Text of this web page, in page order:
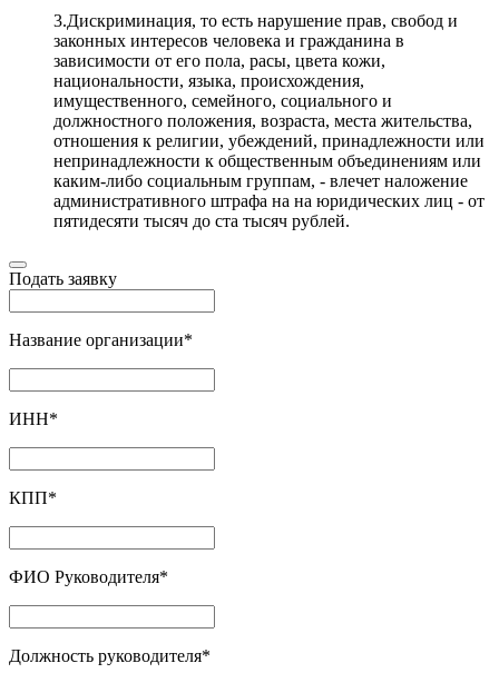
3.Дискриминация, то есть нарушение прав, свобод и
законных интересов человека и гражданина в
зависимости от его пола, расы, цвета кожи,
национальности, языка, происхождения,
имущественного, семейного, социального и
должностного положения, возраста, места жительства,
отношения к религии, убеждений, принадлежности или
непринадлежности к общественным объединениям или
каким-либо социальным группам, - влечет наложение
административного штрафа на на юридических лиц - от
пятидесяти тысяч до ста тысяч рублей.
Подать заявку
Название организации*
ИНН*
КПП*
ФИО Руководителя*
Должность руководителя*